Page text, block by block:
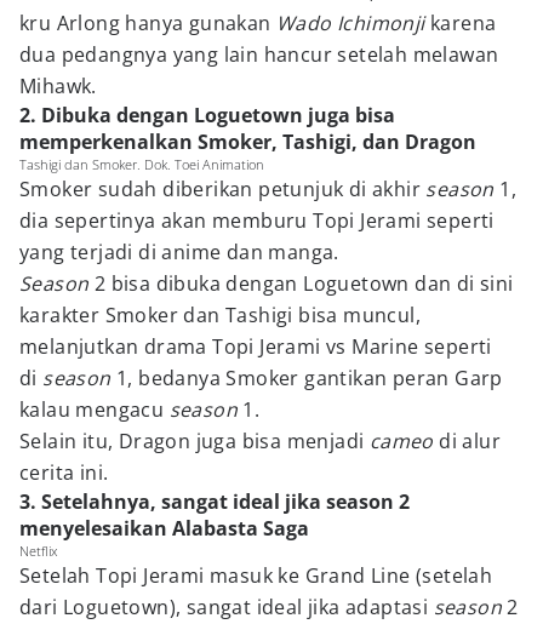
kru Arlong hanya gunakan Wado Ichimonjikarena
dua pedangnya yang lain hancur setelah melawan
Mihawk.
2. Dibuka dengan Loguetown juga bisa
memperkenalkan Smoker, Tashigi, dan Dragon
Tashigi dan Smoker. Dok. Toei Animation
Smoker sudah diberikan petunjuk di akhir season 1,
dia sepertinya akan memburu Topi Jerami seperti
yang terjadi di anime dan manga.
Season 2 bisa dibuka dengan Loguetown dan di sini
karakter Smoker dan Tashigi bisa muncul,
melanjutkan drama Topi Jerami vs Marine seperti
di season 1, bedanya Smoker gantikan peran Garp
kalau mengacu season 1.
Selain itu, Dragon juga bisa menjadi cameo di alur
cerita ini.
3. Setelahnya, sangat ideal jika season 2
menyelesaikan Alabasta Saga
Netflix
Setelah Topi Jerami masuk ke Grand Line (setelah
dari Loguetown), sangat ideal jika adaptasi season2